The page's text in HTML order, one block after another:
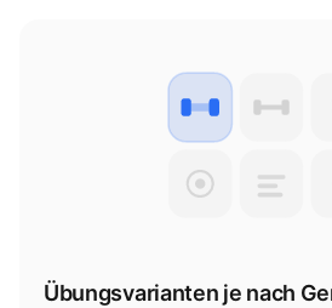
Übungsvarianten je nach